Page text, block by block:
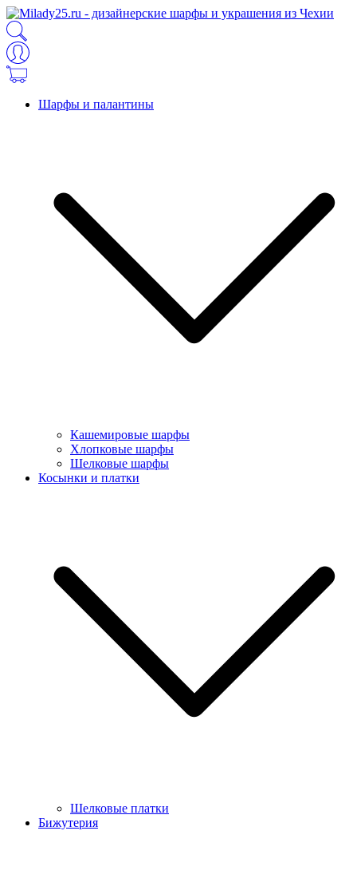
Шарфы и палантины
Кашемировые шарфы
Хлопковые шарфы
Шелковые шарфы
Косынки и платки
Шелковые платки
Бижутерия